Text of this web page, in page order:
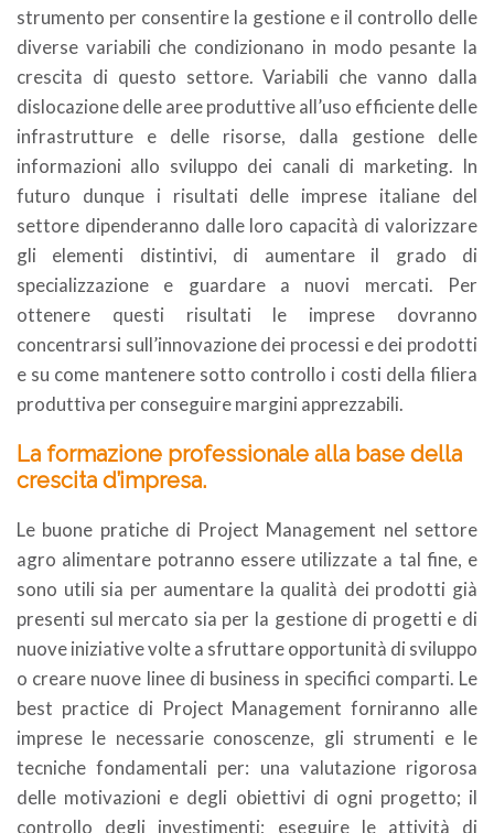
strumento per consentire la gestione e il controllo delle
diverse variabili che condizionano in modo pesante la
crescita di questo settore. Variabili che vanno dalla
dislocazione delle aree produttive all’uso efficiente delle
infrastrutture e delle risorse, dalla gestione delle
informazioni allo sviluppo dei canali di marketing. In
futuro dunque i risultati delle imprese italiane del
settore dipenderanno dalle loro capacità di valorizzare
gli elementi distintivi, di aumentare il grado di
specializzazione e guardare a nuovi mercati. Per
ottenere questi risultati le imprese dovranno
concentrarsi sull’innovazione dei processi e dei prodotti
e su come mantenere sotto controllo i costi della filiera
produttiva per conseguire margini apprezzabili.
La formazione professionale alla base della
crescita d’impresa.
Le buone pratiche di Project Management nel settore
agro alimentare potranno essere utilizzate a tal fine, e
sono utili sia per aumentare la qualità dei prodotti già
presenti sul mercato sia per la gestione di progetti e di
nuove iniziative volte a sfruttare opportunità di sviluppo
o creare nuove linee di business in specifici comparti. Le
best practice di Project Management forniranno alle
imprese le necessarie conoscenze, gli strumenti e le
tecniche fondamentali per: una valutazione rigorosa
delle motivazioni e degli obiettivi di ogni progetto; il
controllo degli investimenti; eseguire le attività di